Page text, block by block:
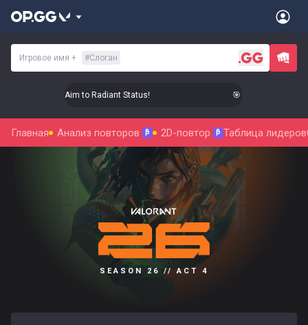
Игровое имя + #Слоган
Level Up Your Aim to Radiant Status! 🎯 Level Up Your
Главная Анализ повторов β 2D-повтор β Таблица лидеров
SEASON 26 // ACT 4